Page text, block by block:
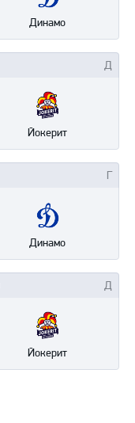
Динамо
Йокерит
Динамо
Йокерит